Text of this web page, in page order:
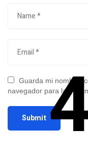
Guarda mi nombre,
navegador para la